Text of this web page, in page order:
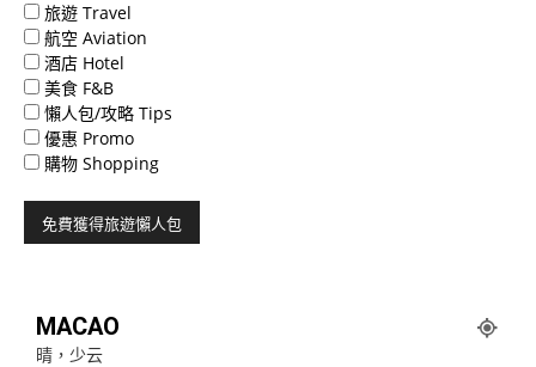
旅遊 Travel
航空 Aviation
酒店 Hotel
美食 F&B
懶人包/攻略 Tips
優惠 Promo
購物 Shopping
MACAO
晴，少云